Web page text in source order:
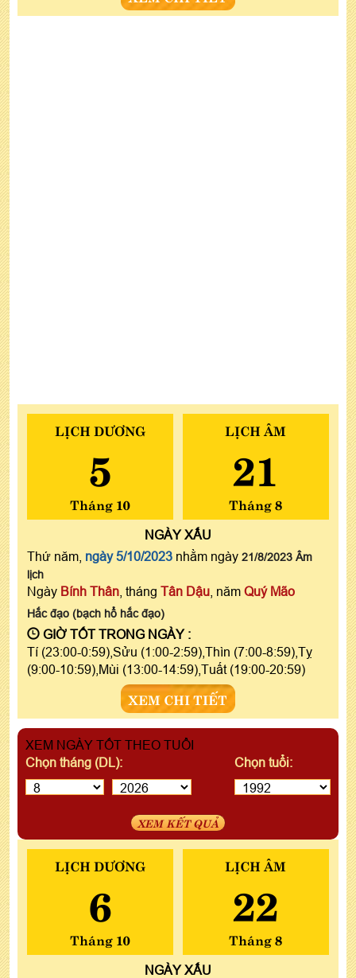
LỊCH DƯƠNG
5
Tháng 10
LỊCH ÂM
21
Tháng 8
NGÀYXẤU
Thứ năm, ngày 5/10/2023 nhằm ngày 21/8/2023 Âm
lịch
Ngày Bính Thân , tháng Tân Dậu , năm Quý Mão
Hắc đạo (bạch hổ hắc đạo)
GIỜ TỐT TRONG NGÀY :
Tí (23:00-0:59),Sửu (1:00-2:59),Thìn (7:00-8:59),Tỵ
(9:00-10:59),Mùi (13:00-14:59),Tuất (19:00-20:59)
XEM CHI TIẾT
XEM NGÀY TỐT THEO TUỔI
Chọn tháng (DL):
Chọn tuổi:
XEM KẾT QUẢ
LỊCH DƯƠNG
6
Tháng 10
LỊCH ÂM
22
Tháng 8
NGÀYXẤU